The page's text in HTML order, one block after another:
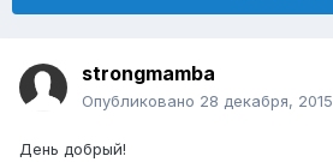
strongmamba
Опубликовано 28 декабря, 2015
День добрый!